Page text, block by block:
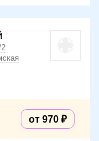
от 970